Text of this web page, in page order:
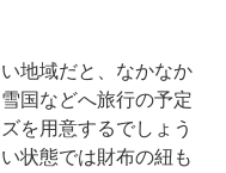
地域だと、なかなか
国などへ旅行の予定
を用意するでしょう
状態では財布の紐も